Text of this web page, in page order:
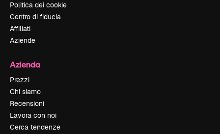
Politica dei cookie
Centro di fiducia
Affiliati
Aziende
Azienda
Prezzi
Chi siamo
Recensioni
Lavora con noi
Cerca tendenze